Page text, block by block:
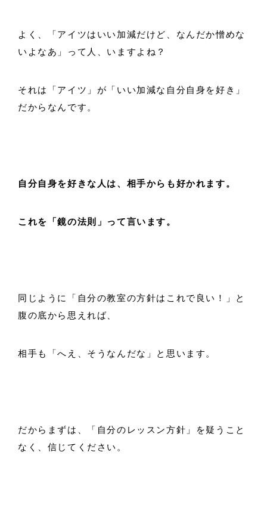
よく、「アイツはいい加減だけど、なんだか憎めな
いよなあ」って人、いますよね？
それは「アイツ」が「いい加減な自分自身を好き」
だからなんです。
自分自身を好きな人は、相手からも好かれます。
これを「鏡の法則」って言います。
同じように「自分の教室の方針はこれで良い！」と
腹の底から思えれば、
相手も「へえ、そうなんだな」と思います。
だからまずは、「自分のレッスン方針」を疑うこと
なく、信じてください。